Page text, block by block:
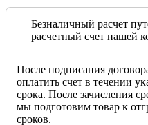
Безналичный расчет
расчетный счет нашей
После подписания
оплатить счет в течении
срока. После зачисления
мы подготовим товар к
сроков.